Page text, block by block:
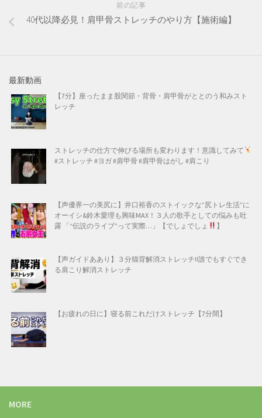
前の記事
40代以降必見！肩甲骨ストレッチのやり方【施術編】
最新動画
【7分】座ったまま股関節・背骨・肩甲骨がととのう和みスト
レッチ
ストレッチの仕方で伸びる場所も変わります！意識してみて
#ストレッチ #ヨガ #肩甲骨 #肩甲骨はがし #肩こり
【声優界一の美尻に】井口裕香のストイックな”尻トレ生活”に
オーイシ&鈴木愛理も興味MAX！３人の歌手としての悩みも吐
露 「“伝説のライブ”って実際…」【でしょでしょ
】
【声ガイドああり】３分猫背解消ストレッチ!!誰でもすぐでき
る肩こり解消ストレッチ
【お疲れの日に】寝る前これだけストレッチ【7分間】
MORE